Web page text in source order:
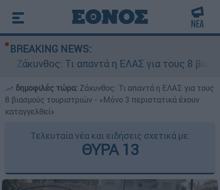
BREAKING NEWS:
Τι απαντά η ΕΛΑΣ για τους 8 βιασμούς
δημοφιλές τώρα: Ζάκυνθος: Τι απαντά η ΕΛΑΣ για τους
8 βιασμούς τουριστριών - «Μόνο 3 περιστατικά έχουν
καταγγελθεί»
Τελευταία νέα και ειδήσεις σχετικά με:
ΘΥΡΑ 13